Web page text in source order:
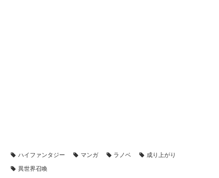
ハイファンタジー マンガ ラノベ
成り上がり
異世界召喚